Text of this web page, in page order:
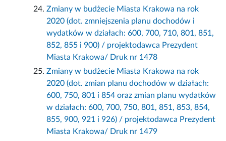
Zmiany w budżecie Miasta Krakowa na rok
2020 (dot. zmniejszenia planu dochodów i
wydatków w działach: 600, 700, 710, 801, 851,
852, 855 i 900) / projektodawca Prezydent
Miasta Krakowa/ Druk nr 1478
Zmiany w budżecie Miasta Krakowa na rok
2020 (dot. zmian planu dochodów w działach:
600, 750, 801 i 854 oraz zmian planu wydatków
w działach: 600, 700, 750, 801, 851, 853, 854,
855, 900, 921 i 926) / projektodawca Prezydent
Miasta Krakowa/ Druk nr 1479